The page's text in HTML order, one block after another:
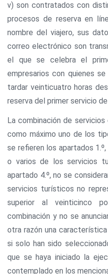
v) son contratados con
procesos de reserva en
nombre del viajero, sus
correo electrónico son
el que se celebra el
empresarios con quienes
tardar veinticuatro horas
reserva del primer servicio de
La combinación de
como máximo uno de los
se refieren los apartados
o varios de los servicios
apartado 4.º, no se
servicios turísticos no
superior al veinticinco
combinación y no se
otra razón una
si solo han sido
que se haya iniciado la
contemplado en los